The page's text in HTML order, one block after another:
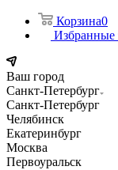
Корзина0
Избранные
Ваш город
Санкт-Петербург
Санкт-Петербург
Челябинск
Екатеринбург
Москва
Первоуральск